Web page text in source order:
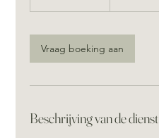
3
0
m
n
Vraag boeking aan
Beschrijving van de dienst